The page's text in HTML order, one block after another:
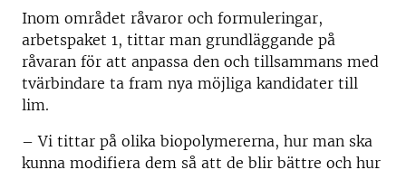
Inom området råvaror och formuleringar,
arbetspaket 1, tittar man grundläggande på
råvaran för att anpassa den och tillsammans med
tvärbindare ta fram nya möjliga kandidater till
lim.
– Vi tittar på olika biopolymererna, hur man ska
kunna modifiera dem så att de blir bättre och hur